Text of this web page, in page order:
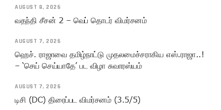
AUGUST 8, 2026
வதந்தி சீசன் 2 – வெப் தொடர் விமர்சனம்
AUGUST 7, 2026
ஹெச். ராஜாவை தமிழ்நாட்டு முதலமைச்சராகிய எஸ்.ராஜா..!
– ‘செய் செய்யாதே’ பட விழா சுவாரஸ்யம்
AUGUST 7, 2026
டிசி (DC) திரைப்பட விமர்சனம் (3.5/5)